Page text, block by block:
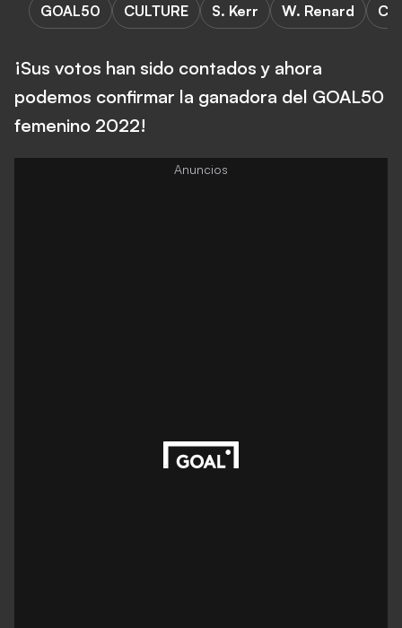
GOAL50 CULTURE S. Kerr W. Renard
¡Sus votos han sido contados y ahora
podemos confirmar la ganadora del GOAL50
femenino 2022!